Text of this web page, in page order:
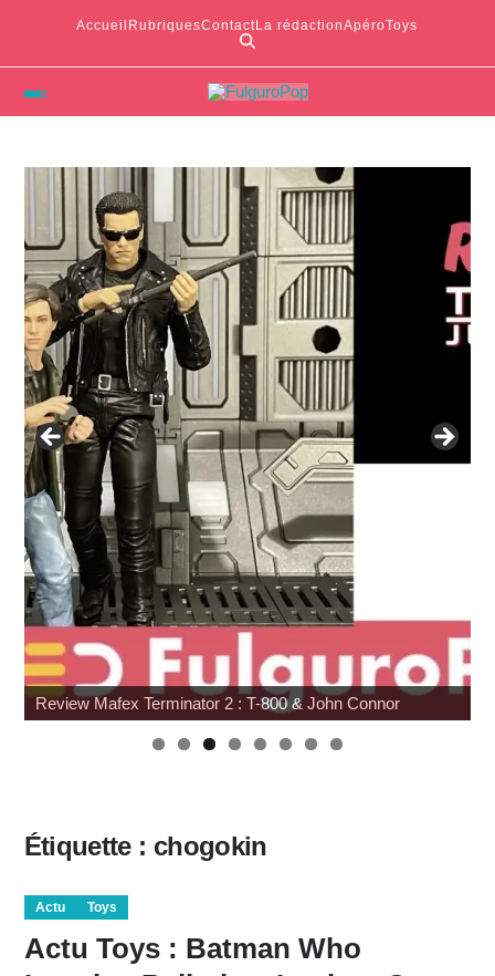
Accueil RubriquesContactLa rédactionApéroToys
Review Mafex Terminator 2 : T-800 & John Connor
Étiquette : chogokin
Actu Toys
Actu Toys : Batman Who